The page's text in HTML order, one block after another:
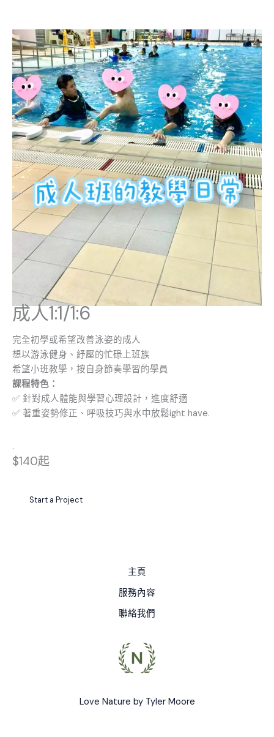
成人1:1/1:6
完全初學或希望改善泳姿的成人
想以游泳健身、紓壓的忙碌上班族
希望小班教學，按自身節奏學習的學員
課程特色：
✅ 針對成人體能與學習心理設計，進度舒適
✅ 著重姿勢修正、呼吸技巧與水中放鬆ight have.
.
$140起
Start a Project
主頁
服務內容
聯絡我們
Love Nature by Tyler Moore